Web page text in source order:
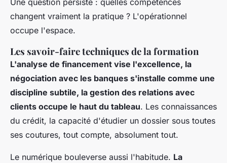
Une question persiste : quelles compétences
changent vraiment la pratique ? L'opérationnel
occupe l'espace.
Les savoir-faire techniques de la formation
L'analyse de financement vise l'excellence, la
négociation avec les banques s'installe comme une
discipline subtile, la gestion des relations avec
clients occupe le haut du tableau. Les connaissances
du crédit, la capacité d'étudier un dossier sous toutes
ses coutures, tout compte, absolument tout.
Le numérique bouleverse aussi l'habitude. La